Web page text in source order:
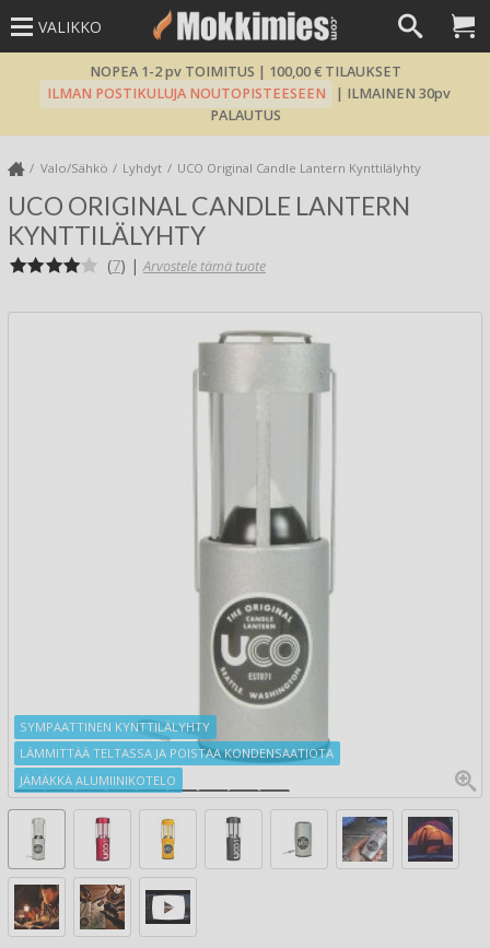
VALIKKO
NOPEA 1-2 pv TOIMITUS | 100,00 € TILAUKSET
ILMAN POSTIKULUJA NOUTOPISTEESEEN
| ILMAINEN 30pv
PALAUTUS
Valo/Sähkö Lyhdyt UCO Original Candle Lantern Kynttilälyhty
UCO ORIGINAL CANDLE LANTERN
KYNTTILÄLYHTY
(7) |Arvostele tämä tuote
SYMPAATTINEN KYNTTILÄLYHTY
LÄMMITTÄÄ TELTASSA JA POISTAA KONDENSAATIOTA
JÄMÄKKÄ ALUMIINIKOTELO